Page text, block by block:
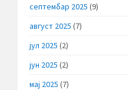
септембар 2025 (9)
август 2025 (7)
јул 2025 (2)
јун 2025 (2)
мај 2025 (7)